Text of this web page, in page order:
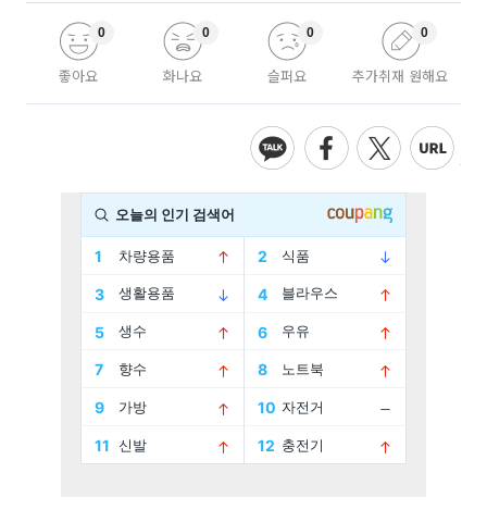
좋아요
0
화나요
0
슬퍼요
0
추가취재 원해요
0